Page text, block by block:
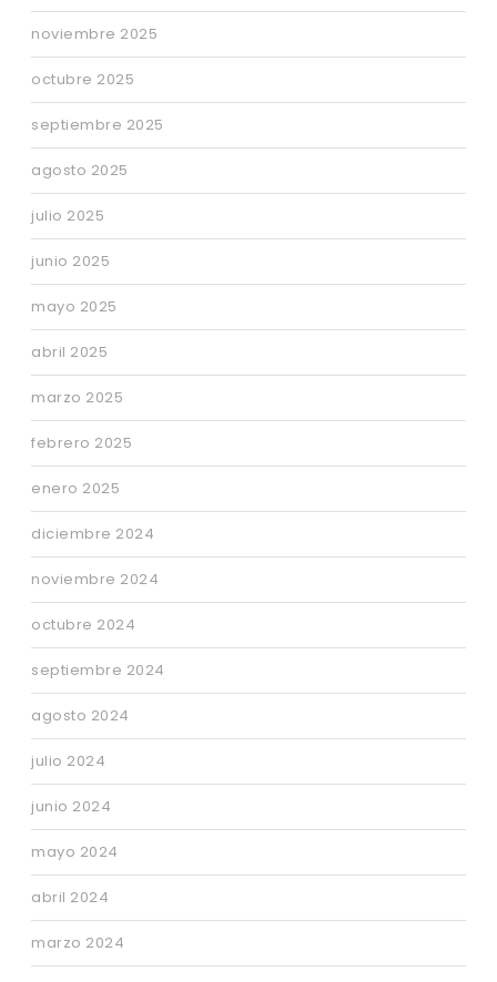
noviembre 2025
octubre 2025
septiembre 2025
agosto 2025
julio 2025
junio 2025
mayo 2025
abril 2025
marzo 2025
febrero 2025
enero 2025
diciembre 2024
noviembre 2024
octubre 2024
septiembre 2024
agosto 2024
julio 2024
junio 2024
mayo 2024
abril 2024
marzo 2024